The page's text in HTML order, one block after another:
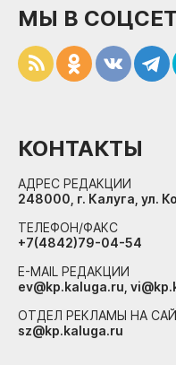
МЫ В
КОНТАКТЫ
АДРЕС РЕДАКЦИИ
248000, г. Калуга, ул.
ТЕЛЕФОН/ФАКС
+7(4842)79-04-54
E-MAIL РЕДАКЦИИ
ev@kp.kaluga.ru,
ОТДЕЛ РЕКЛАМЫ НА
sz@kp.kaluga.ru